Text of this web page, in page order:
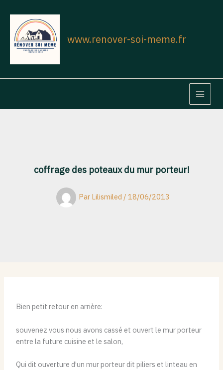
contenu
www.renover-soi-meme.fr
MAIN
coffrage des poteaux du mur porteur!
Par Lilismiled / 18/06/2013
Bien petit retour en arrière:
souvenez vous nous avons cassé et ouvert le mur porteur
entre la future cuisine et le salon,
Qui dit ouverture d’un mur porteur dit piliers et linteau en